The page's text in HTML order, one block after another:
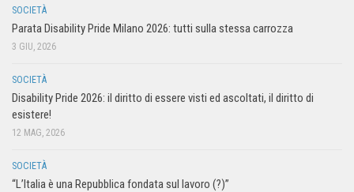
SOCIETÀ
Parata Disability Pride Milano 2026: tutti sulla stessa carrozza
3 GIU, 2026
SOCIETÀ
Disability Pride 2026: il diritto di essere visti ed ascoltati, il diritto di
esistere!
12 MAG, 2026
SOCIETÀ
“L’Italia è una Repubblica fondata sul lavoro (?)”